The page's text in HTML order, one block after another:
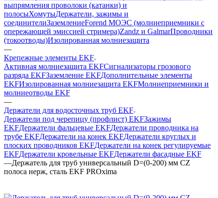
выпрямления проволоки (катанки) и
полосыХомутыДержатели, зажимы и
соединителиЗаземлениеForend МОЭС (молниеприемники с
опережающей эмиссией стримера)Zandz и GalmarПроводники
(токоотводы)Изолированная молниезащита
—
Крепежные элементы EKF
Активная молниезащита EKFСигнализаторы грозового
разряда EKFЗаземление EKFДополнительные элементы
EKFИзолированная молниезащита EKFМолниеприемники и
молниеотводы EKF
—
Держатели для водосточных труб EKF
Держатели под черепицу (профлист) EKFЗажимы
EKFДержатели фальцевые EKFДержатели проводника на
трубе EKFДержатели на конек EKFДержатели круглых и
плоских проводников EKFДержатели на конек регулируемые
EKFДержатели кровельные EKFДержатели фасадные EKF
—Держатель для труб универсальный D=(0-200) мм CZ
полоса нерж, cталь EKF PROxima